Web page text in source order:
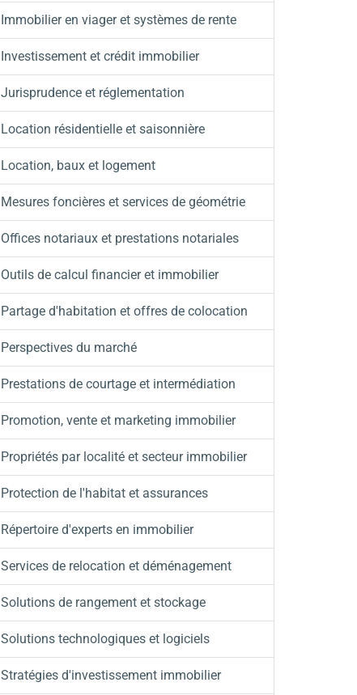
Immobilier en viager et systèmes de rente
Investissement et crédit immobilier
Jurisprudence et réglementation
Location résidentielle et saisonnière
Location, baux et logement
Mesures foncières et services de géométrie
Offices notariaux et prestations notariales
Outils de calcul financier et immobilier
Partage d'habitation et offres de colocation
Perspectives du marché
Prestations de courtage et intermédiation
Promotion, vente et marketing immobilier
Propriétés par localité et secteur immobilier
Protection de l'habitat et assurances
Répertoire d'experts en immobilier
Services de relocation et déménagement
Solutions de rangement et stockage
Solutions technologiques et logiciels
Stratégies d'investissement immobilier